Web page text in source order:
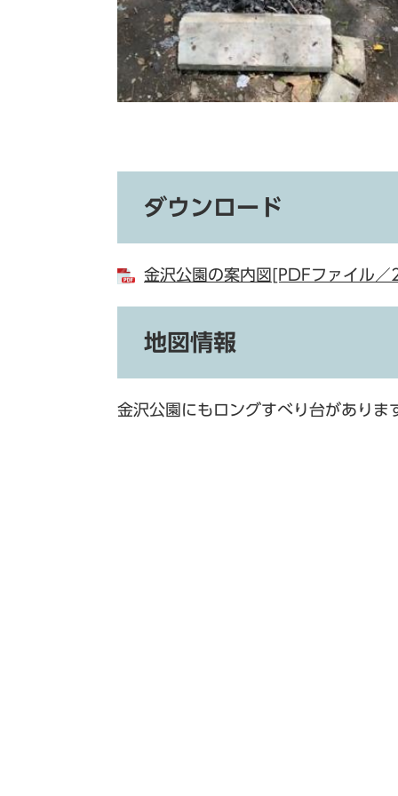
ダウンロード
金沢公園の案内図[PDFファイル
地図情報
金沢公園にもロングすべり台がありま